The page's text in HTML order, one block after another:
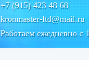
+7 (915) 423 48 68
kronmaster-ltd@mail.ru
Работаем ежедневно с